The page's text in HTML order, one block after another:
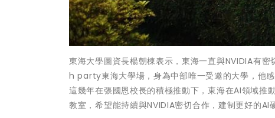
東海大學圖資長楊朝棟表示，東海一直與NVIDIA有
h party東海大學場，身為中部唯一受邀的大學，他
這幾年在張國恩校長的積極推動下，東海在AI領域推
教室，希望能持續與NVIDIA密切合作，建制更好的AI